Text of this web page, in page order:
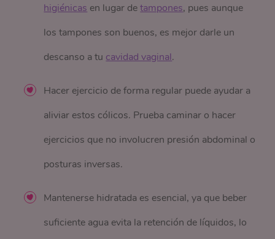
higiénicas en lugar detampones, pues aunque
los tampones son buenos, es mejor darle un
descanso a tu cavidad vaginal.
Hacer ejercicio de forma regular puede ayudar a
aliviar estos cólicos. Prueba caminar o hacer
ejercicios que no involucren presión abdominal o
posturas inversas.
Mantenerse hidratada es esencial, ya que beber
suficiente agua evita la retención de líquidos, lo